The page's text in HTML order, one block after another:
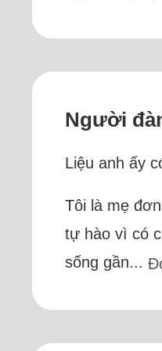
Người
Liệu anh ấy
Tôi là mẹ
tự hào vì có
sống gần...